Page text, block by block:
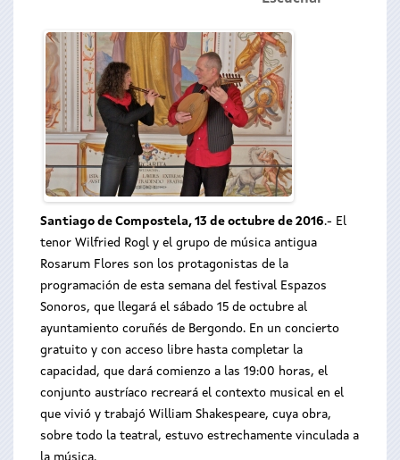
Santiago de Compostela, 13 de octubre de 2016.- El
tenor Wilfried Rogl y el grupo de música antigua
Rosarum Flores son los protagonistas de la
programación de esta semana del festival Espazos
Sonoros, que llegará el sábado 15 de octubre al
ayuntamiento coruñés de Bergondo. En un concierto
gratuito y con acceso libre hasta completar la
capacidad, que dará comienzo a las 19:00 horas, el
conjunto austríaco recreará el contexto musical en el
que vivió y trabajó William Shakespeare, cuya obra,
sobre todo la teatral, estuvo estrechamente vinculada a
la música.